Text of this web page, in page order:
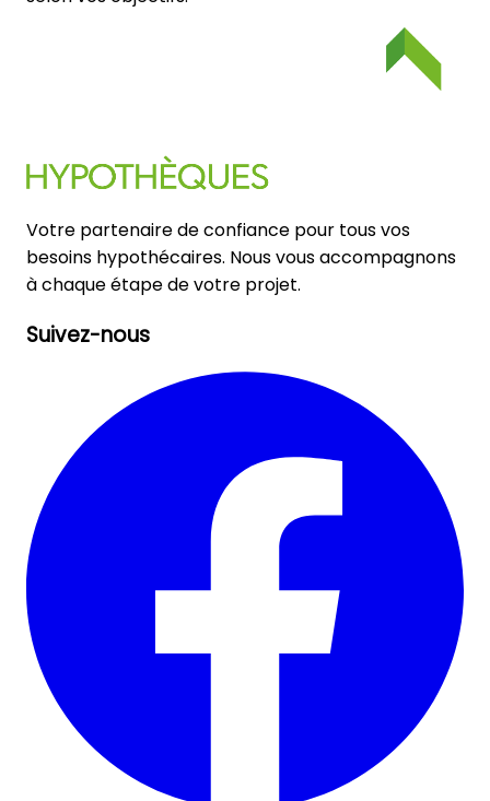
Votre partenaire de confiance pour tous vos
besoins hypothécaires. Nous vous accompagnons
à chaque étape de votre projet.
Suivez-nous